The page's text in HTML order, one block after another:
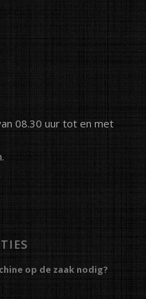
08.30 uur tot en met
op de zaak nodig?